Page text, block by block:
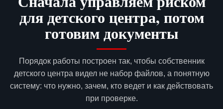
для детского центра, потом
готовим документы
Порядок работы построен так, чтобы собственник
детского центра видел не набор файлов, а понятную
систему: что нужно, зачем, кто ведет и как действовать
при проверке.